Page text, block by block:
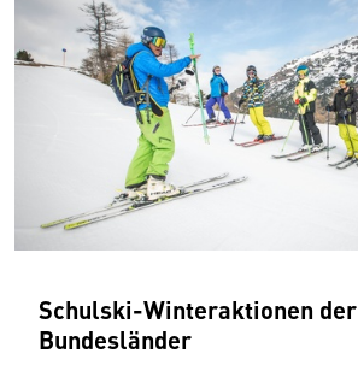
Schulski-Winteraktionen der
Bundesländer